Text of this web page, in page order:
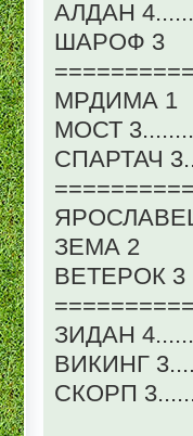
АЛДАН
ШАРОФ 3
МРДИМА 1
МОСТ
СПАРТАЧ
ЗЕМА 2
ВЕТЕРОК 3
ЗИДАН
ВИКИНГ
СКОРП